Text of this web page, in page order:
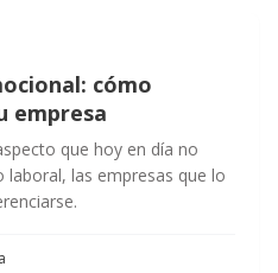
cómo
empresa
que hoy en día no
las empresas que lo